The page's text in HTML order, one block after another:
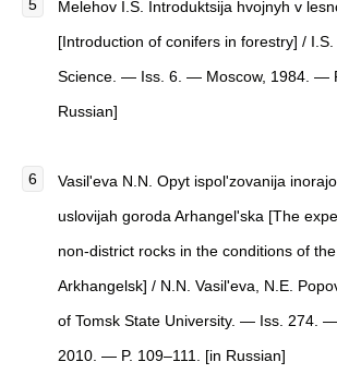
Melehov I.S. Introduktsija hvojnyh v
[Introduction of conifers in forestry] /
Science. — Iss. 6. — Moscow, 1984. —
Russian]
Vasil'eva N.N. Opyt ispol'zovanija
uslovijah goroda Arhangel'ska [The
non-district rocks in the conditions of
Arkhangelsk] / N.N. Vasil'eva, N.E.
of Tomsk State University. — Iss. 274. —
2010. — P. 109–111. [in Russian]